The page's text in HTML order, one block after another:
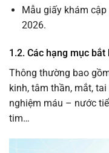
Mẫu giấy khám
2026.
1.2. Các hạng mục
Thông thường bao
kinh, tâm thần, mắt,
nghiệm máu – nước
tim…